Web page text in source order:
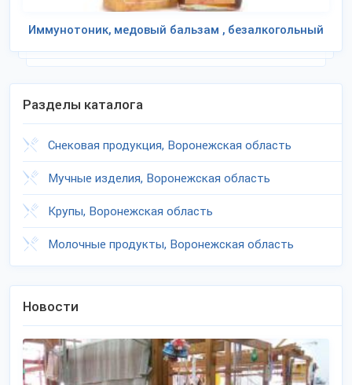
Иммунотоник, медовый бальзам , безалкогольный
Разделы каталога
Снековая продукция, Воронежская область
Мучные изделия, Воронежская область
Крупы, Воронежская область
Молочные продукты, Воронежская область
Новости